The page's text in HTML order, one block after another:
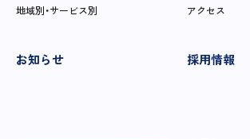
地域別・サービス別 アクセス
お知らせ 採用情報